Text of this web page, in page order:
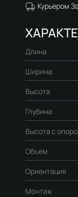
Курьером
Длина
Ширина
Высота
Глубина
Высота с
Объем
Ориентация
Монтаж